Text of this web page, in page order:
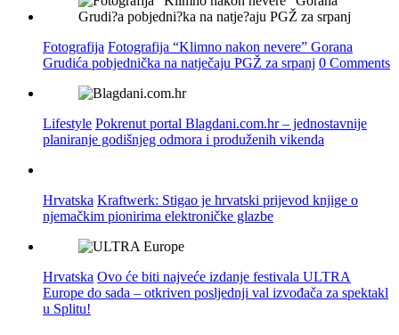
Fotografija Fotografija “Klimno nakon nevere” Gorana
Grudića pobjednička na natječaju PGŽ za srpanj 0 Comments
Lifestyle Pokrenut portal Blagdani.com.hr – jednostavnije
planiranje godišnjeg odmora i produženih vikenda
Hrvatska Kraftwerk: Stigao je hrvatski prijevod knjige o
njemačkim pionirima elektroničke glazbe
Hrvatska Ovo će biti najveće izdanje festivala ULTRA
Europe do sada – otkriven posljednji val izvođača za spektakl
u Splitu!